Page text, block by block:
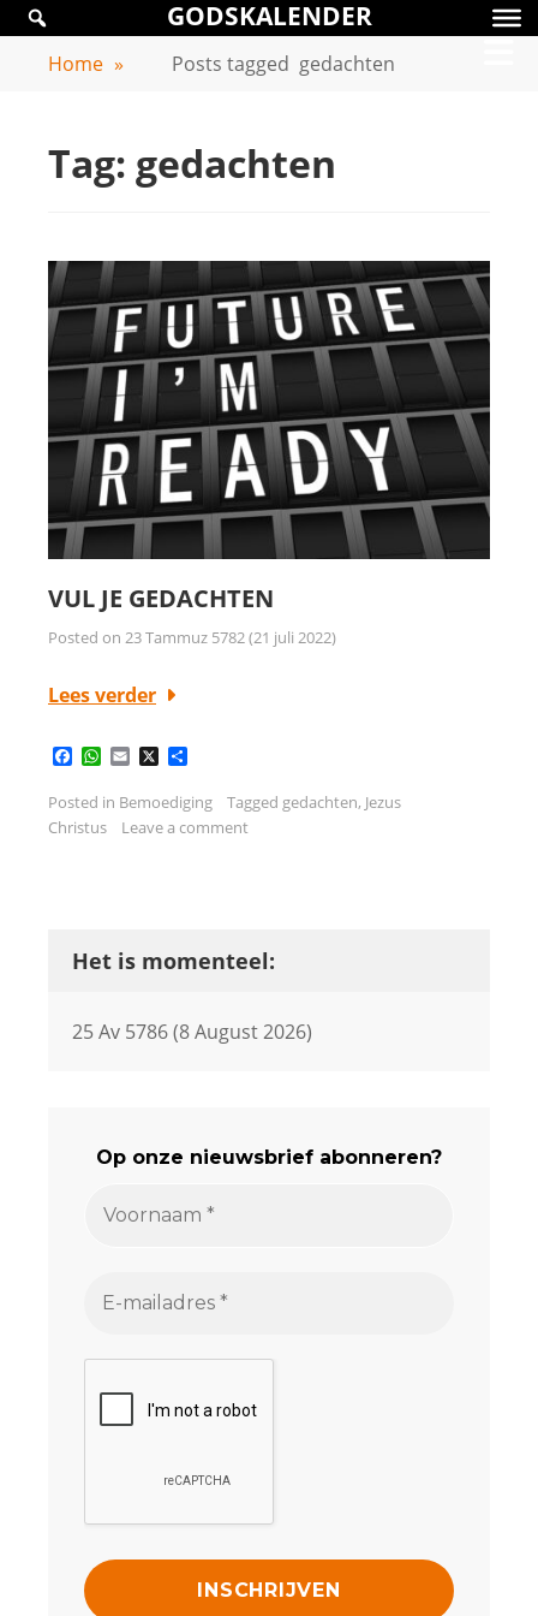
Skip
content
GODSKALENDER
GODSKALENDER
Home » Posts tagged gedachten
Tag: gedachten
VUL JE GEDACHTEN
Posted on 23 Tammuz 5782 (21 juli 2022)
Lees verder
Facebook
WhatsApp
Email
X
Posted in Bemoediging Tagged gedachten, Jezus
Christus
Leave a comment
Het is momenteel:
25 Av 5786 (8 August 2026)
Op onze nieuwsbrief abonneren?